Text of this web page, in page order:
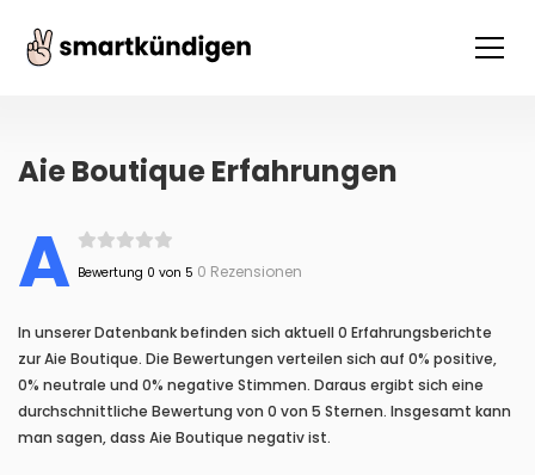
Aie Boutique Erfahrungen
A Bewertung 0 von 5 0 Rezensionen
In unserer Datenbank befinden sich aktuell 0 Erfahrungsberichte
zur Aie Boutique. Die Bewertungen verteilen sich auf 0% positive,
0% neutrale und 0% negative Stimmen. Daraus ergibt sich eine
durchschnittliche Bewertung von 0 von 5 Sternen. Insgesamt kann
man sagen, dass Aie Boutique negativ ist.